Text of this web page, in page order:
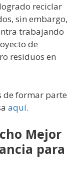
reciclar
sin embargo,
trabajando
de
residuos en
de formar parte
aquí.
Mejor
para